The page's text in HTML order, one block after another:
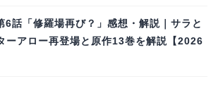
6話「修羅場再び？」感想・解説｜サラと
ーアロー再登場と原作13巻を解説【2026